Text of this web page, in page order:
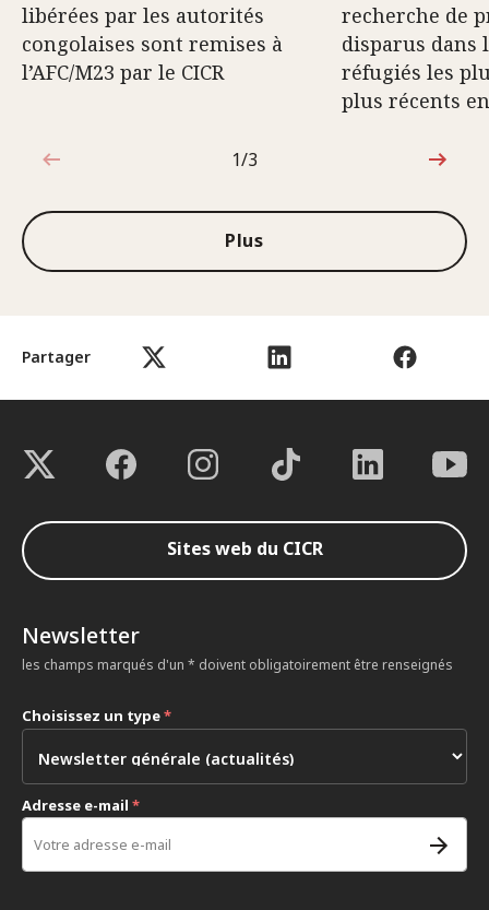
Partager
libérées par les autorités
congolaises sont remises à
l’AFC/M23 par le CICR
recherche de
disparus dans
réfugiés les
plus récents
1sur3
1/3
Plus
Sites web du CICR
Newsletter
les champs marqués d'un * doivent obligatoirement être renseignés
Choisissez un type*
Adresse e-mail *